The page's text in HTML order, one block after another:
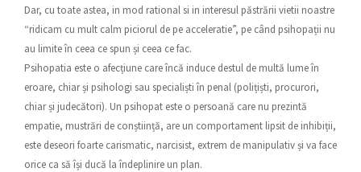
Dar, cu toate astea, in mod rational si in interesul păstrării vietii noastre
“ridicam cu mult calm piciorul de pe acceleratie”, pe când psihopații nu
au limite în ceea ce spun și ceea ce fac.
Psihopatia este o afecțiune care încă induce destul de multă lume în
eroare, chiar și psihologi sau specialiști în penal (polițiști, procurori,
chiar și judecători). Un psihopat este o persoană care nu prezintă
empatie, mustrări de conștiință, are un comportament lipsit de inhibiții,
este deseori foarte carismatic, narcisist, extrem de manipulativ și va face
orice ca să își ducă la îndeplinire un plan.